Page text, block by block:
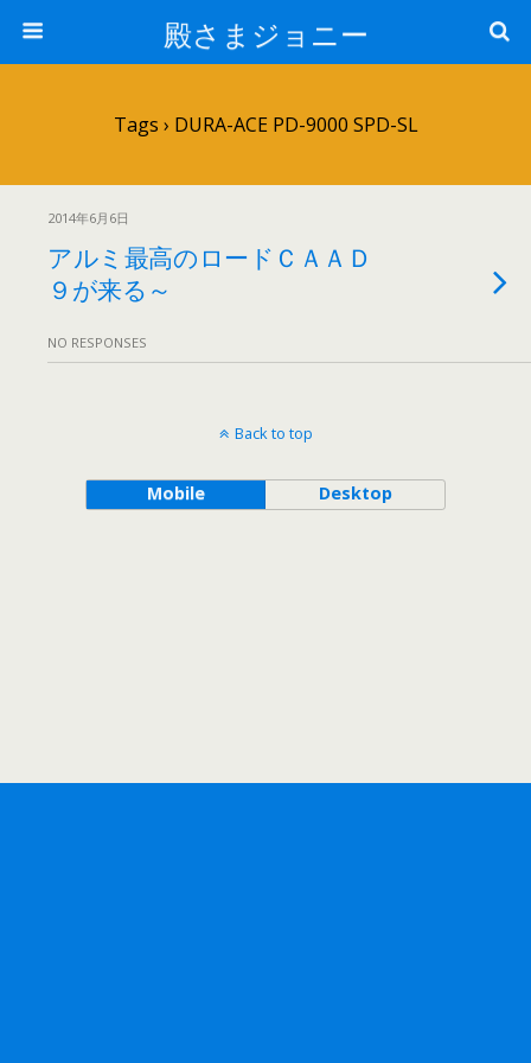
殿さまジョニー
Tags › DURA-ACE PD-9000 SPD-SL
2014年6月6日
アルミ最高のロードＣＡＡＤ
９が来る～
NO RESPONSES
Back to top
Mobile Desktop